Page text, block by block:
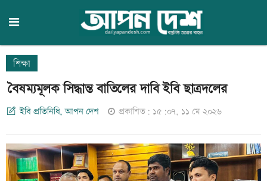
শিক্ষা
বৈষম্যমূলক সিদ্ধান্ত বাতিলের দাবি ইবি ছাত্রদলের
ইবি প্রতিনিধি, আপন দেশ প্রকাশিত: ১৫:০৭, ১১ মে ২০২৬